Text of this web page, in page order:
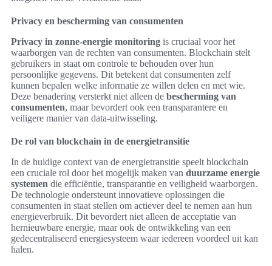
Privacy en bescherming van consumenten
Privacy in zonne-energie monitoring is cruciaal voor het
waarborgen van de rechten van consumenten. Blockchain stelt
gebruikers in staat om controle te behouden over hun
persoonlijke gegevens. Dit betekent dat consumenten zelf
kunnen bepalen welke informatie ze willen delen en met wie.
Deze benadering versterkt niet alleen de bescherming van
consumenten, maar bevordert ook een transparantere en
veiligere manier van data-uitwisseling.
De rol van blockchain in de energietransitie
In de huidige context van de energietransitie speelt blockchain
een cruciale rol door het mogelijk maken van duurzame energie
systemen die efficiëntie, transparantie en veiligheid waarborgen.
De technologie ondersteunt innovatieve oplossingen die
consumenten in staat stellen om actiever deel te nemen aan hun
energieverbruik. Dit bevordert niet alleen de acceptatie van
hernieuwbare energie, maar ook de ontwikkeling van een
gedecentraliseerd energiesysteem waar iedereen voordeel uit kan
halen.